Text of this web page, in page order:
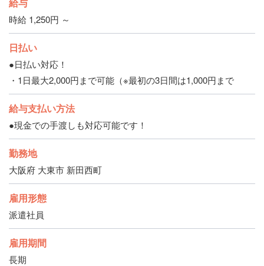
時給 1,250円 ～
日払い
●日払い対応！
・1日最大2,000円まで可能（※最初の3日間は1,000円まで
給与支払い方法
●現金での手渡しも対応可能です！
勤務地
大阪府 大東市 新田西町
雇用形態
派遣社員
雇用期間
長期